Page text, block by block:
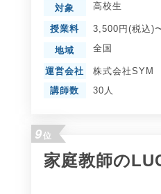
対象 高校生
授業料 3,500円(税込)
地域 全国
運営会社
株式会社SYM
講師数
30人
9位
家庭教師の